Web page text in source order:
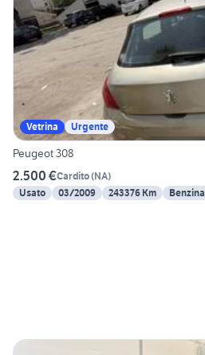
Vetrina Urgente
Peugeot 308
2.500 €Cardito(NA)
Usato
03/2009 243376 Km Benzina